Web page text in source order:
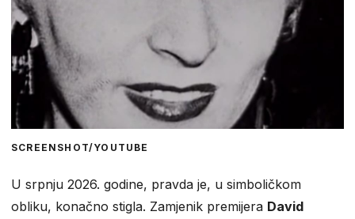
SCREENSHOT/YOUTUBE
U srpnju 2026. godine, pravda je, u simboličkom
obliku, konačno stigla. Zamjenik premijera David